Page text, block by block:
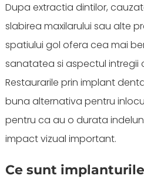
Dupa extractia dintilor,
slabirea maxilarului sau alte
spatiului gol ofera cea mai
sanatatea si aspectul intregii
Restaurarile prin implant
buna alternativa pentru
pentru ca au o durata
impact vizual important.
Ce sunt